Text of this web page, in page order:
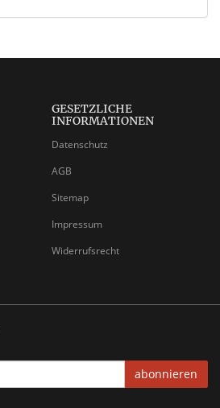
GESETZLICHE
INFORMATIONEN
Datenschutz
AGB
Sitemap
Impressum
Widerrufsrecht
abonnieren